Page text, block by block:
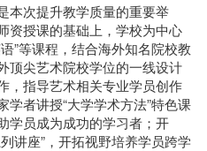
本次提升教学质量的重要举
资授课的基础上，学校为中心
”等课程，结合海外知名院校教
顶尖艺术院校学位的一线设计
，指导艺术相关专业学员创作
者讲授“大学学术方法”特色课
学员成为成功的学习者；开
讲座”，开拓视野培养学员跨学